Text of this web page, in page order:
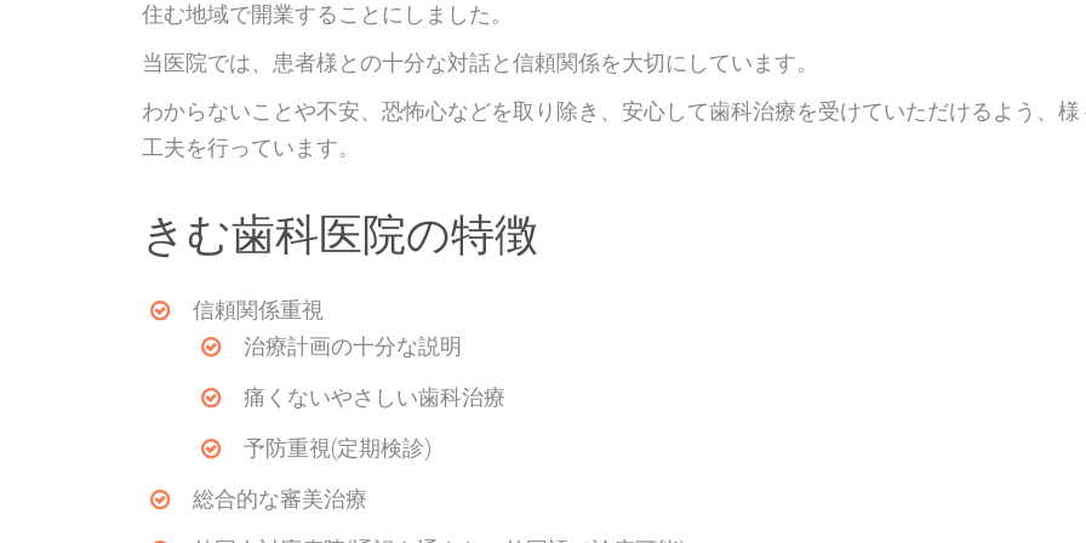
住む地域で開業することにしました。
当医院では、患者様との十分な対話と信頼関係を大切にしています。
わからないことや不安、恐怖心などを取り除き、安心して歯科治療を受けていただけるよう、様
工夫を行っています。
きむ歯科医院の特徴
信頼関係重視
治療計画の十分な説明
痛くないやさしい歯科治療
予防重視(定期検診)
総合的な審美治療